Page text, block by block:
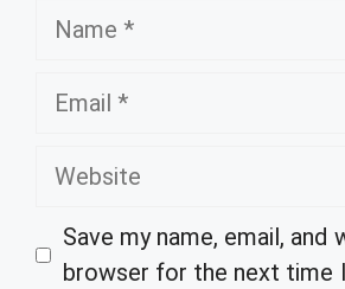
Name
Email
Website
Save my name, email, and
browser for the next time